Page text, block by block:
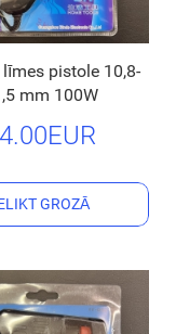
pistole 10,8-
mm 100W
GROZĀ